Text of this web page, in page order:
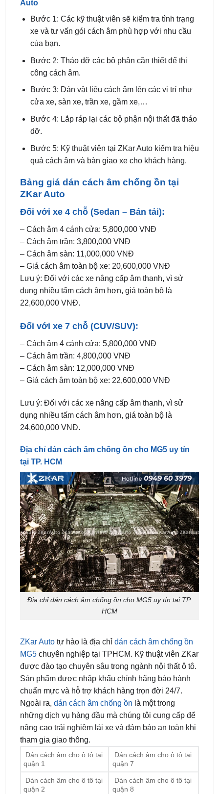
xe và tư vấn gói cách âm phù hợp với nhu cầu
của bạn.
Bước 2: Tháo dỡ các bộ phận cần thiết để thi
công cách âm.
Bước 3: Dán vật liệu cách âm lên các vị trí như
cửa xe, sàn xe, trần xe, gầm xe,…
Bước 4: Lắp ráp lại các bộ phận nội thất đã tháo
dỡ.
Bước 5: Kỹ thuật viên tại ZKar Auto kiểm tra hiệu
quả cách âm và bàn giao xe cho khách hàng.
Bảng giá dán cách âm chống ồn tại
Đối với xe 4 chỗ (Sedan – Bán tải):
– Cách âm trần: 3,800,000 VNĐ
– Cách âm sàn: 11,000,000 VNĐ
– Giá cách âm toàn bộ xe: 20,600,000 VNĐ
Lưu ý: Đối với các xe nâng cấp âm thanh, vì sử
dụng nhiều tấm cách âm hơn, giá toàn bộ là
22,600,000 VNĐ.
Đối với xe 7 chỗ (CUV/SUV):
– Cách âm trần: 4,800,000 VNĐ
– Cách âm sàn: 12,000,000 VNĐ
– Giá cách âm toàn bộ xe: 22,600,000 VNĐ
Lưu ý: Đối với các xe nâng cấp âm thanh, vì sử
24,600,000 VNĐ.
Địa chỉ dán cách âm chống ồn cho MG5 uy tín
Địa chỉ dán cách âm chống ồn cho MG5 uy tín tại TP.
HCM
tự hào là địa chỉdán cách âm chống ồn
được đào tạo chuyên sâu trong ngành nội thất ô tô.
Sản phẩm được nhập khẩu chính hãng bảo hành
chuẩn mực và hỗ trợ khách hàng trọn đời 24/7.
Ngoài ra,dán cách âm chống ồnlà một trong
những dịch vụ hàng đầu mà chúng tôi cung cấp để
nâng cao trải nghiệm lái xe và đảm bảo an toàn khi
tham gia giao thông.
Dán cách âm cho ô tô tại
quận 1
Dán cách âm cho ô tô tại
Dán cách âm cho ô tô tại
quận 2
Dán cách âm cho ô tô tại
quận 8
Dán cách âm cho ô tô tại
quận 3
Dán cách âm cho ô tô tại
quận 9